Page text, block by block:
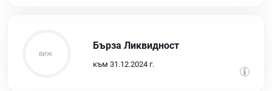
Бърза Ликвидност
към 31.12.2024 г.